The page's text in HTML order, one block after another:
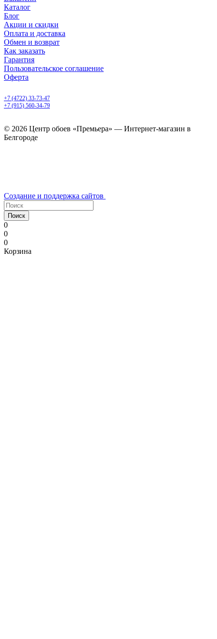
Каталог
Блог
Акции и скидки
Оплата и доставка
Обмен и возврат
Как заказать
Гарантия
Пользовательское соглашение
Оферта
+7 (4722) 33-73-47
+7 (915) 560-34-79
© 2026 Центр обоев «Премьера» — Интернет-магазин в
Белгороде
Создание и поддержка сайтов
Поиск
0
0
0
Корзина